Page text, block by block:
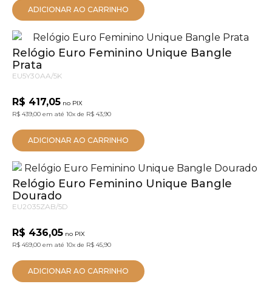
ADICIONAR AO CARRINHO
Relógio Euro Feminino Unique Bangle
Prata
EU5Y30AA/5K
R$ 417,05 no PIX
R$ 439,00 em até 10x de R$ 43,90
ADICIONAR AO CARRINHO
Relógio Euro Feminino Unique Bangle
Dourado
EU2035ZAB/5D
R$ 436,05 no PIX
R$ 459,00 em até 10x de R$ 45,90
ADICIONAR AO CARRINHO